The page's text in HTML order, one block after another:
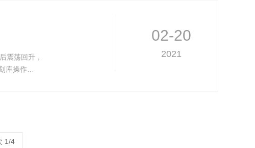
02-20
2021
震荡回升，
库操作…
1/4